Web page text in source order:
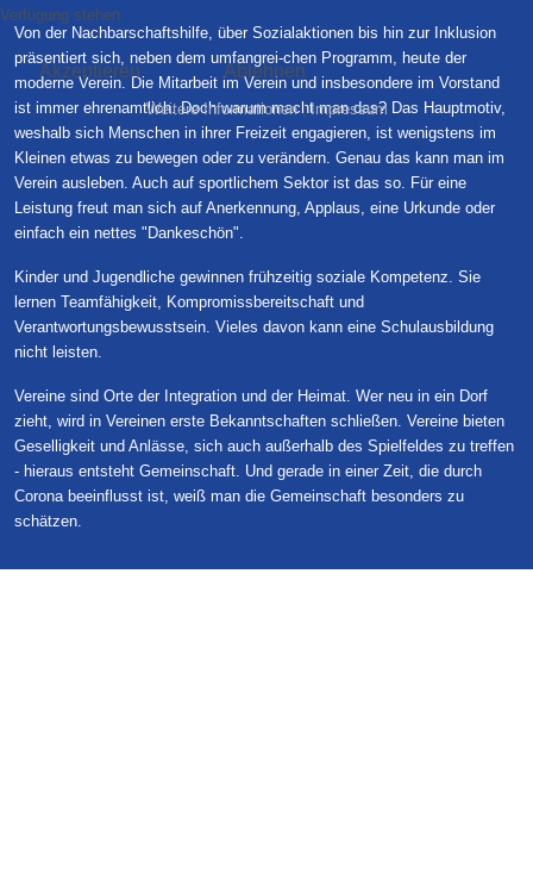
Von der Nachbarschaftshilfe, über Sozialaktionen bis hin zur Inklusion
präsentiert sich, neben dem umfangrei-chen Programm, heute der
moderne Verein. Die Mitarbeit im Verein und insbesondere im Vorstand
ist immer ehrenamtlich. Doch warum macht man das? Das Hauptmotiv,
weshalb sich Menschen in ihrer Freizeit engagieren, ist wenigstens im
Kleinen etwas zu bewegen oder zu verändern. Genau das kann man im
Verein ausleben. Auch auf sportlichem Sektor ist das so. Für eine
Leistung freut man sich auf Anerkennung, Applaus, eine Urkunde oder
einfach ein nettes "Dankeschön".
Kinder und Jugendliche gewinnen frühzeitig soziale Kompetenz. Sie
lernen Teamfähigkeit, Kompromissbereitschaft und
Verantwortungsbewusstsein. Vieles davon kann eine Schulausbildung
nicht leisten.
Vereine sind Orte der Integration und der Heimat. Wer neu in ein Dorf
zieht, wird in Vereinen erste Bekanntschaften schließen. Vereine bieten
Geselligkeit und Anlässe, sich auch außerhalb des Spielfeldes zu treffen
- hieraus entsteht Gemeinschaft. Und gerade in einer Zeit, die durch
Corona beeinflusst ist, weiß man die Gemeinschaft besonders zu
schätzen.
Verfügung stehen.
Akzeptieren Ablehnen
Weitere Informationen|Impressum